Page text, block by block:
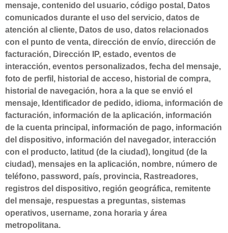
mensaje, contenido del usuario, código postal, Datos
comunicados durante el uso del servicio, datos de
atención al cliente, Datos de uso, datos relacionados
con el punto de venta, dirección de envío, dirección de
facturación, Dirección IP, estado, eventos de
interacción, eventos personalizados, fecha del mensaje,
foto de perfil, historial de acceso, historial de compra,
historial de navegación, hora a la que se envió el
mensaje, Identificador de pedido, idioma, información de
facturación, información de la aplicación, información
de la cuenta principal, información de pago, información
del dispositivo, información del navegador, interacción
con el producto, latitud (de la ciudad), longitud (de la
ciudad), mensajes en la aplicación, nombre, número de
teléfono, password, país, provincia, Rastreadores,
registros del dispositivo, región geográfica, remitente
del mensaje, respuestas a preguntas, sistemas
operativos, username, zona horaria y área
metropolitana.